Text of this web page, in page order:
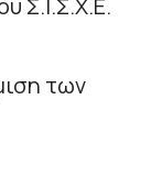
Σ.Ι.Σ.Χ.Ε.
των